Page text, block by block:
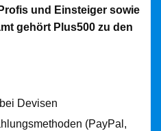
und Einsteiger sowie
gehört Plus500 zu den
Devisen
(PayPal,